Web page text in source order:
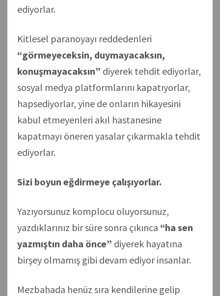
ediyorlar.
Kitlesel paranoyayı reddedenleri
“görmeyeceksin, duymayacaksın,
konuşmayacaksın” diyerek tehdit ediyorlar,
sosyal medya platformlarını kapatıyorlar,
hapsediyorlar, yine de onların hikayesini
kabul etmeyenleri akıl hastanesine
kapatmayı öneren yasalar çıkarmakla tehdit
ediyorlar.
Sizi boyun eğdirmeye çalışıyorlar.
Yazıyorsunuz komplocu oluyorsunuz,
yazdıklarınız bir süre sonra çıkınca “ha sen
yazmıştın daha önce” diyerek hayatına
birşey olmamış gibi devam ediyor insanlar.
Mezbahada henüz sıra kendilerine gelip